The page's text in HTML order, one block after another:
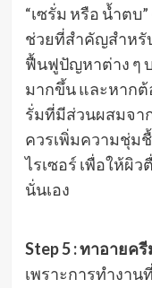
“เซรั่ม หรือ น้ำตบ
ช่วยที่สำคัญสำหรั
ฟื้นฟูปัญหาต่าง ๆ
มากขึ้น และหากต้
รั่มที่มีส่วนผสมจา
ควรเพิ่มความชุ่ม
ไรเซอร์ เพื่อให้ผิ
นั่นเอง
Step 5 : ทาอายครี
เพราะการทำงา